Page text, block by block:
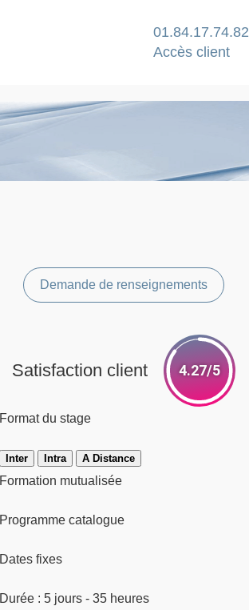
01.84.17.74.82
Accès client
Demande de renseignements
Satisfaction client 4.27/5
Format du stage
Inter Intra A Distance
Formation mutualisée
Programme catalogue
Dates fixes
Durée : 5 jours - 35 heures